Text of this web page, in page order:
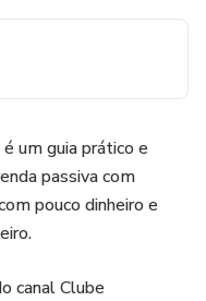
um guia prático e
passiva com
pouco dinheiro e
canal Clube